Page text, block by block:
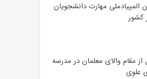
المپیادملی مهارت دانشجویان
کشور
از مقام والای معلمان در مدرسه
علوی